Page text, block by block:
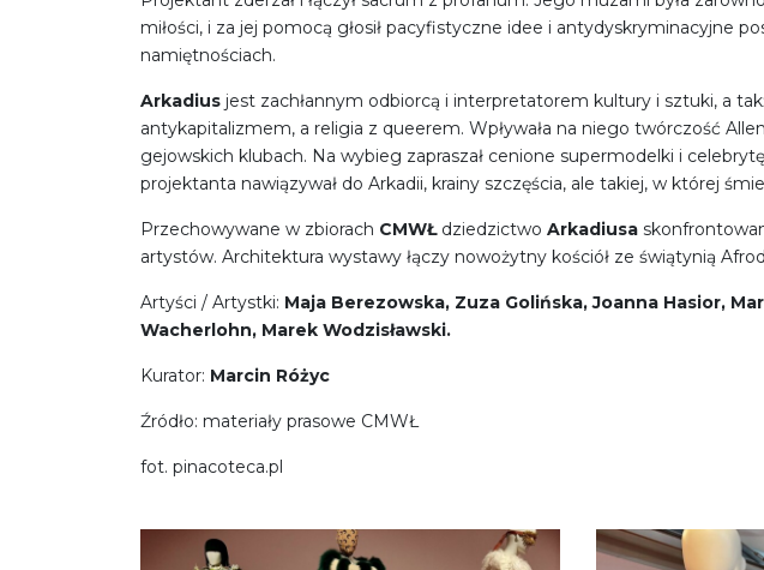
miłości, i za jej pomocą głosił pacyfistyczne idee i antydyskryminacyjne
namiętnościach.
Arkadius jest zachłannym odbiorcą i interpretatorem kultury i sztuki, a
antykapitalizmem, a religia z queerem. Wpływała na niego twórczość
gejowskich klubach. Na wybieg zapraszał cenione supermodelki i
projektanta nawiązywał do Arkadii, krainy szczęścia, ale takiej, w której
Przechowywane w zbiorach CMWŁdziedzictwo Arkadiusa
artystów. Architektura wystawy łączy nowożytny kościół ze świątynią
Artyści / Artystki: Maja Berezowska, Zuza Golińska, Joanna Hasior,
Wacherlohn, Marek Wodzisławski.
Kurator: Marcin Różyc
Źródło: materiały prasowe CMWŁ
fot. pinacoteca.pl